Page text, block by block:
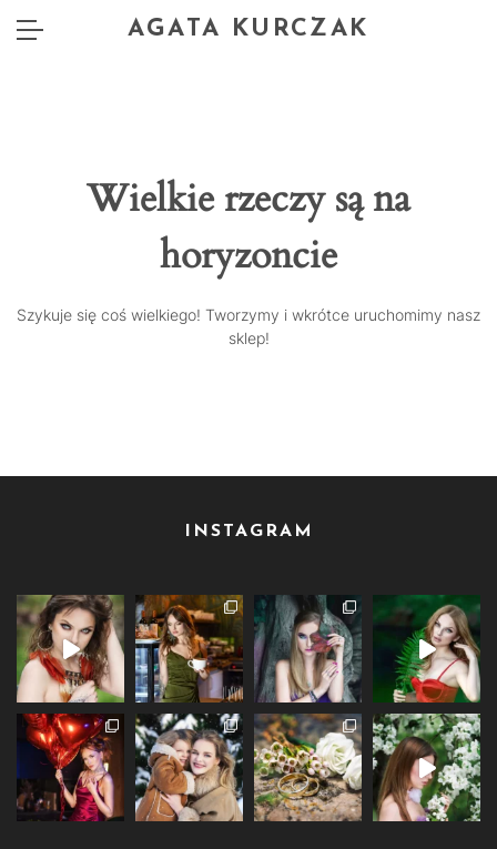
AGATA KURCZAK
Wielkie rzeczy są na
horyzoncie
Szykuje się coś wielkiego! Tworzymy i wkrótce uruchomimy nasz
sklep!
INSTAGRAM